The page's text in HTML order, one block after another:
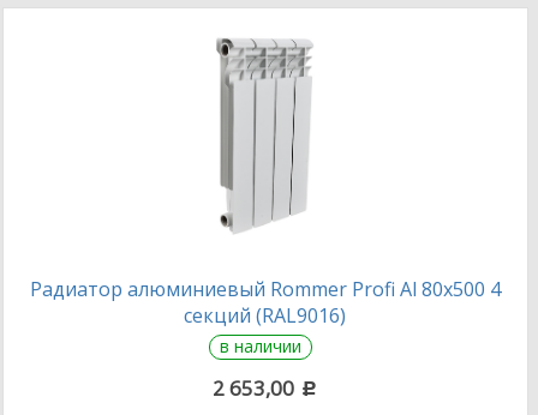
Радиатор алюминиевый Rommer Profi Al 80х500 4
секций (RAL9016)
в наличии
2 653,00 c